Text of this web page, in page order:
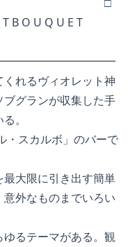
U E T
れるヴィオレット神
グランが収集した手
。
・スカルボ」のバーで
大限に引き出す簡単
外なものまでいろい
るテーマがある。観